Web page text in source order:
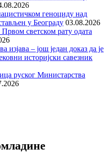
геноциду над
у Београду 03.08.2026
светском рату одата
изјава – још један доказ да је
историјски савезник
руског Министарства